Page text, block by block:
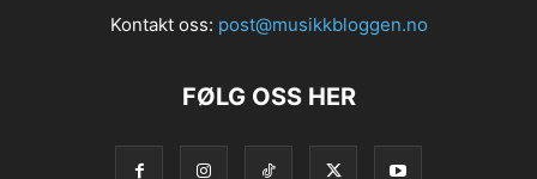
Kontakt oss: post@musikkbloggen.no
FØLG OSS HER